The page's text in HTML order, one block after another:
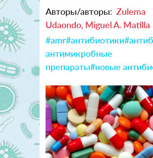
Авторы/авторы: Zulema
Udaondo, Miguel A. Matilla
#amr#антибиотики
антимикробные
препараты#новые